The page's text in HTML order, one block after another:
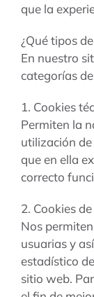
contacto
blog
que la
¿Qué tipos
En nuestro
categorías
1. Cookies
Permiten la
utilización
que en ella
correcto
2. Cookies
Nos
usuarias y
estadístico
sitio web.